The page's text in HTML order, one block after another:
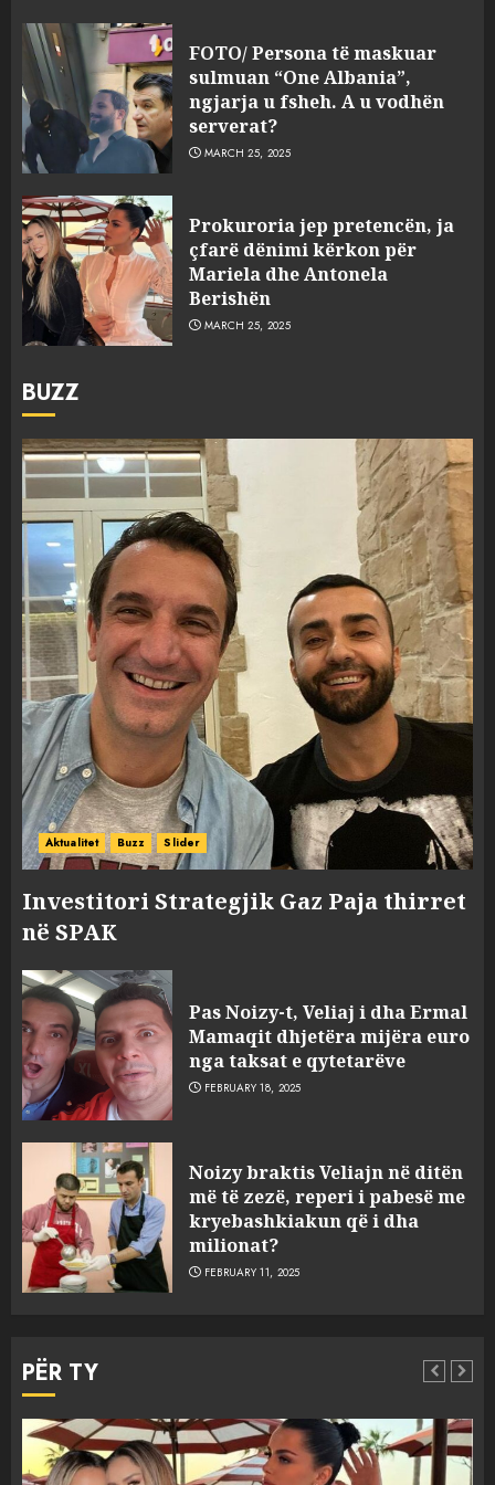
FOTO/ Persona të maskuar
sulmuan “One Albania”,
ngjarja u fsheh. A u vodhën
serverat?
MARCH 25, 2025
Prokuroria jep pretencën, ja
çfarë dënimi kërkon për
Mariela dhe Antonela
Berishën
MARCH 25, 2025
BUZZ
Aktualitet Buzz Slider
Investitori Strategjik Gaz Paja thirret
në SPAK
Pas Noizy-t, Veliaj i dha Ermal
Mamaqit dhjetëra mijëra euro
nga taksat e qytetarëve
FEBRUARY 18, 2025
Noizy braktis Veliajn në ditën
më të zezë, reperi i pabesë me
kryebashkiakun që i dha
milionat?
FEBRUARY 11, 2025
PËR TY
3
sulmuan “One Albania”,
ngjarja u fsheh. A u vodhën
serverat?
MARCH 25, 2025
4 MARCH 25, 2025